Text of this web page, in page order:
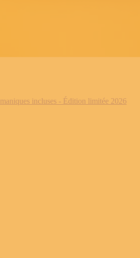
incluses - Édition limitée 2026